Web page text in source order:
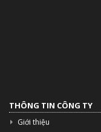
THÔNG TIN CÔNG TY
Giới thiệu